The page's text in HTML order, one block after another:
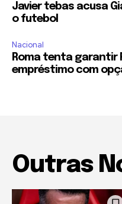
Javier tebas acusa
o futebol
Nacional
Roma tenta garantir
empréstimo com
Outras